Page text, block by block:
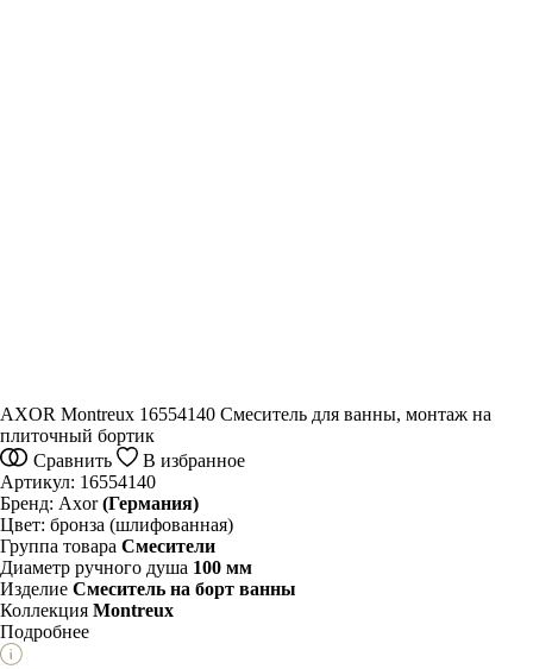
AXOR Montreux 16554140 Смеситель для ванны, монтаж на
плиточный бортик
Сравнить
В избранное
Артикул: 16554140
Бренд: Axor (Германия)
Цвет: бронза (шлифованная)
Группа товара Смесители
Диаметр ручного душа 100 мм
Изделие Смеситель на борт ванны
Коллекция Montreux
Подробнее